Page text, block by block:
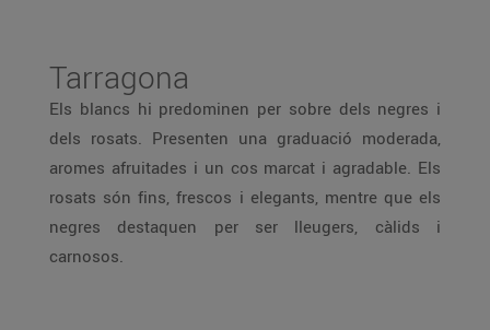
Tarragona
Els blancs hi predominen per sobre dels negres i
dels rosats. Presenten una graduació moderada,
aromes afruitades i un cos marcat i agradable. Els
rosats són fins, frescos i elegants, mentre que els
negres destaquen per ser lleugers, càlids i
carnosos.